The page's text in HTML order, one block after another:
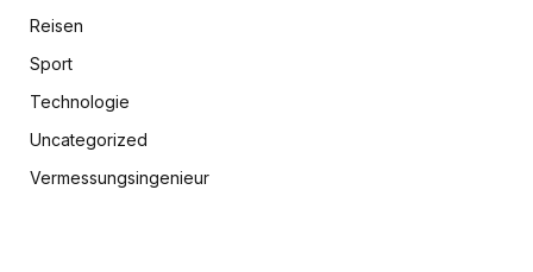
Reisen
Sport
Technologie
Uncategorized
Vermessungsingenieur